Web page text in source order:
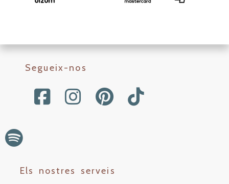
Segueix-nos
Els nostres serveis